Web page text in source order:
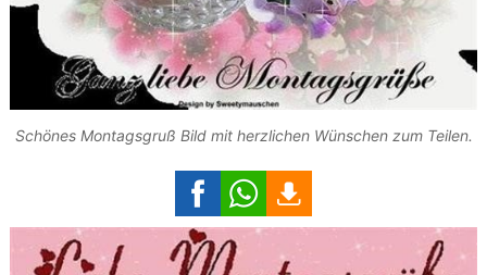
Schönes Montagsgruß Bild mit herzlichen Wünschen zum Teilen.